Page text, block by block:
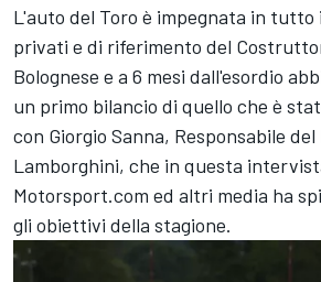
L'auto del Toro è impegnata in tutto
privati e di riferimento del
Bolognese e a 6 mesi dall'esordio
un primo bilancio di quello che è
con Giorgio Sanna, Responsabile
Lamborghini, che in questa
Motorsport.com ed altri media ha
gli obiettivi della stagione.